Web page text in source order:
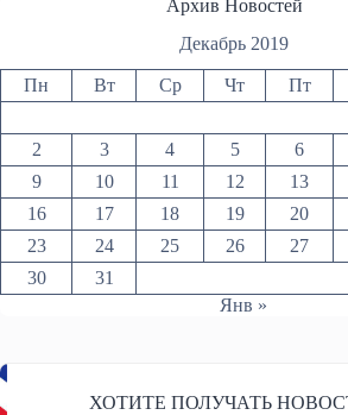
Архив Новостей
Декабрь 2019
Пн Вт Ср Чт Пт
2
3 4 5 6
9
10 11 12 13
16
17 18 19 20
23
24 25 26 27
30
31
Янв »
ХОТИТЕ ПОЛУЧАТЬ